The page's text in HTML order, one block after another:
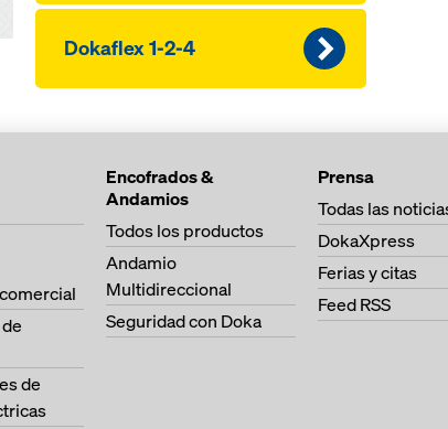
Dokaflex 1-2-4
de
Encofrados &
Andamios
Todos los productos
Andamio
Multidireccional
Seguridad con Doka
Prensa
Todas las
DokaXpress
Ferias y citas
Feed RSS